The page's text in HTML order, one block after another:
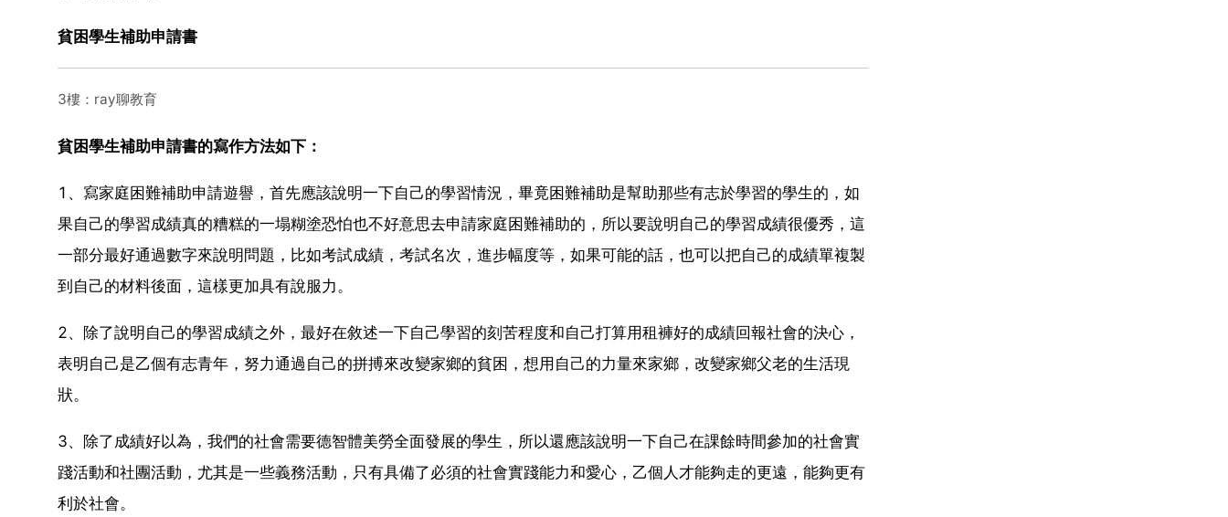
貧困學生補助申請書
3樓：ray聊教育
貧困學生補助申請書的寫作方法如下：
1、寫家庭困難補助申請遊譽，首先應該說明一下自己的學習情況，畢竟困難補助是幫助那些有志於學習的學生的，如
果自己的學習成績真的糟糕的一塌糊塗恐怕也不好意思去申請家庭困難補助的，所以要說明自己的學習成績很優秀，這
一部分最好通過數字來說明問題，比如考試成績，考試名次，進步幅度等，如果可能的話，也可以把自己的成績單複製
到自己的材料後面，這樣更加具有說服力。
2、除了說明自己的學習成績之外，最好在敘述一下自己學習的刻苦程度和自己打算用租褲好的成績回報社會的決心，
表明自己是乙個有志青年，努力通過自己的拼搏來改變家鄉的貧困，想用自己的力量來家鄉，改變家鄉父老的生活現
狀。
3、除了成績好以為，我們的社會需要德智體美勞全面發展的學生，所以還應該說明一下自己在課餘時間參加的社會實
踐活動和社團活動，尤其是一些義務活動，只有具備了必須的社會實踐能力和愛心，乙個人才能夠走的更遠，能夠更有
利於社會。